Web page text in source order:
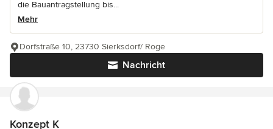
die Bauantragstellung bis...
Mehr
Nachricht
Dorfstraße 10, 23730 Sierksdorf/ Roge
Konzept K